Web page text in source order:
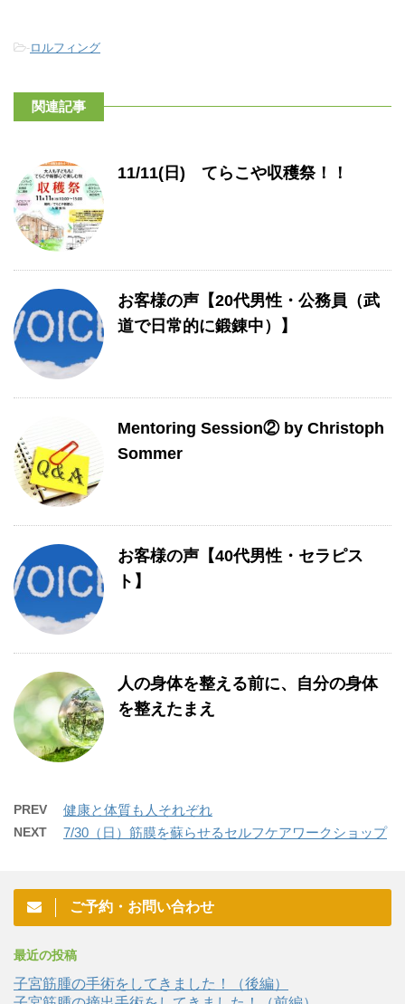
-ロルフィング
関連記事
11/11(日) てらこや収穫祭！！
お客様の声【20代男性・公務員（武
道で日常的に鍛錬中）】
Mentoring Session② by Christoph
Sommer
お客様の声【40代男性・セラピス
ト】
人の身体を整える前に、自分の身体
を整えたまえ
PREV 健康と体質も人それぞれ
NEXT 7/30（日）筋膜を蘇らせるセルフケアワークショップ
ご予約・お問い合わせ
最近の投稿
子宮筋腫の手術をしてきました！（後編）